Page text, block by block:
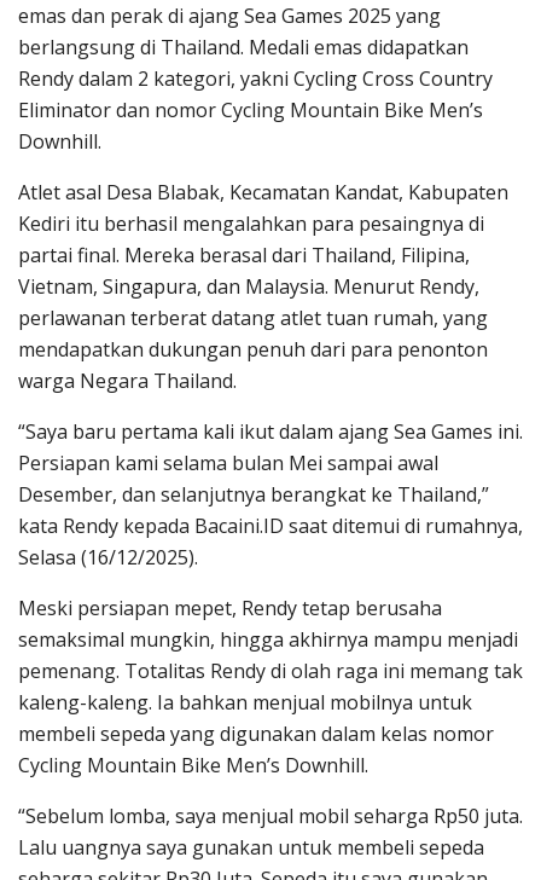
emas dan perak di ajang Sea Games 2025 yang
berlangsung di Thailand. Medali emas didapatkan
Rendy dalam 2 kategori, yakni Cycling Cross Country
Eliminator dan nomor Cycling Mountain Bike Men’s
Downhill.
Atlet asal Desa Blabak, Kecamatan Kandat, Kabupaten
Kediri itu berhasil mengalahkan para pesaingnya di
partai final. Mereka berasal dari Thailand, Filipina,
Vietnam, Singapura, dan Malaysia. Menurut Rendy,
perlawanan terberat datang atlet tuan rumah, yang
mendapatkan dukungan penuh dari para penonton
warga Negara Thailand.
“Saya baru pertama kali ikut dalam ajang Sea Games ini.
Persiapan kami selama bulan Mei sampai awal
Desember, dan selanjutnya berangkat ke Thailand,”
kata Rendy kepada Bacaini.ID saat ditemui di rumahnya,
Selasa (16/12/2025).
Meski persiapan mepet, Rendy tetap berusaha
semaksimal mungkin, hingga akhirnya mampu menjadi
pemenang. Totalitas Rendy di olah raga ini memang tak
kaleng-kaleng. Ia bahkan menjual mobilnya untuk
membeli sepeda yang digunakan dalam kelas nomor
Cycling Mountain Bike Men’s Downhill.
“Sebelum lomba, saya menjual mobil seharga Rp50 juta.
Lalu uangnya saya gunakan untuk membeli sepeda